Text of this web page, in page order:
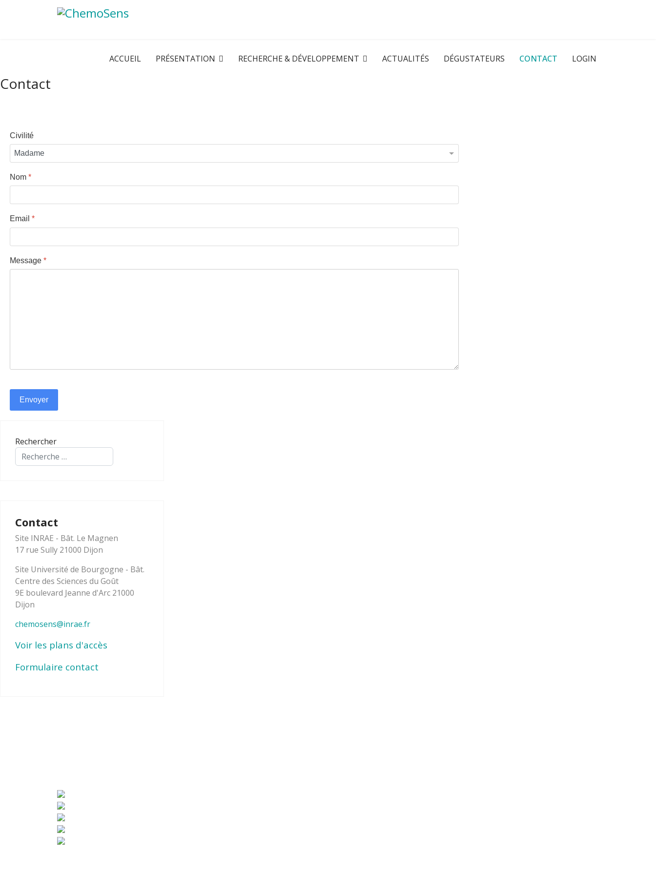
ACCUEIL PRÉSENTATION RECHERCHE & DÉVELOPPEMENT ACTUALITÉS DÉGUSTATEURS CONTACT LOGIN
Contact
Civilité
Nom *
Email *
Message *
Envoyer
Rechercher
Contact
Site INRAE - Bât. Le Magnen
17 rue Sully 21000 Dijon
Site Université de Bourgogne - Bât.
Centre des Sciences du Goût
9E boulevard Jeanne d'Arc 21000
Dijon
chemosens@inrae.fr
Voir les plans d'accès
Formulaire contact